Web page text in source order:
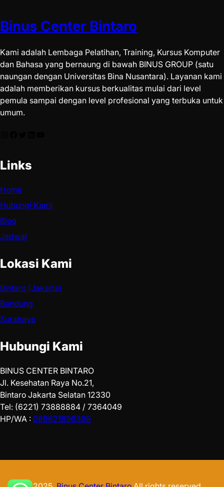
Binus Center Bintaro
Kami adalah Lembaga Pelatihan, Training, Kursus Komputer
dan Bahasa yang bernaung di bawah BINUS GROUP (satu
naungan dengan Universitas Bina Nusantara). Layanan kami
adalah memberikan kursus berkualitas mulai dari level
pemula sampai dengan level profesional yang terbuka untuk
umum.
Links
Home
Hubungi Kami
Blog
Jadwal
Lokasi Kami
Bintaro (Jakarta)
Bandung
Surabaya
Hubungi Kami
BINUS CENTER BINTARO
Jl. Kesehatan Raya No.21,
Bintaro Jakarta Selatan 12330
Tel: (6221) 73888884 / 7364049
HP/WA : 089621896399